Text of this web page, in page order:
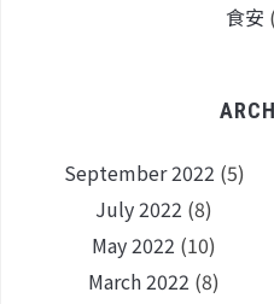
食安
September 2022 (5)
July 2022 (8)
May 2022 (10)
March 2022 (8)